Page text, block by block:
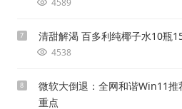
7 清甜解渴 百多利纯椰子水10瓶
4538
8
微软大倒退：全网和谐Win11推
重点